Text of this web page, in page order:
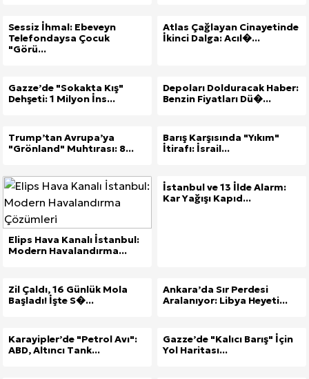
Sessiz İhmal: Ebeveyn
Telefondaysa Çocuk
"Görü...
Atlas Çağlayan Cinayetinde
İkinci Dalga: Acıl�...
Gazze’de "Sokakta Kış"
Dehşeti: 1 Milyon İns...
Depoları Dolduracak Haber:
Benzin Fiyatları Dü�...
Trump’tan Avrupa’ya
"Grönland" Muhtırası: 8...
Barış Karşısında "Yıkım"
İtirafı: İsrail...
Elips Hava Kanalı İstanbul:
Modern Havalandırma...
İstanbul ve 13 İlde Alarm:
Kar Yağışı Kapıd...
Zil Çaldı, 16 Günlük Mola
Başladı! İşte S�...
Ankara’da Sır Perdesi
Aralanıyor: Libya Heyeti...
Karayipler’de "Petrol Avı":
ABD, Altıncı Tank...
Gazze’de "Kalıcı Barış" İçin
Yol Haritası...